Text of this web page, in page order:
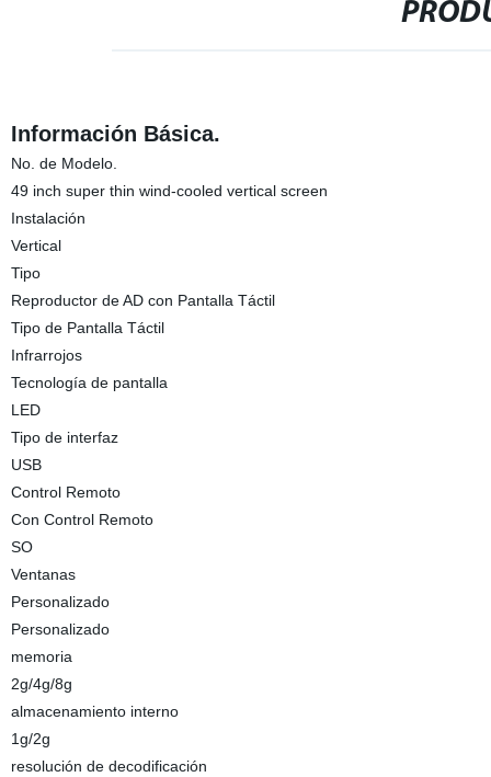
Información Básica.
No. de Modelo.
49 inch super thin wind-cooled vertical screen
Instalación
Vertical
Tipo
Reproductor de AD con Pantalla Táctil
Tipo de Pantalla Táctil
Infrarrojos
Tecnología de pantalla
LED
Tipo de interfaz
USB
Control Remoto
Con Control Remoto
SO
Ventanas
Personalizado
Personalizado
memoria
2g/4g/8g
almacenamiento interno
1g/2g
resolución de decodificación